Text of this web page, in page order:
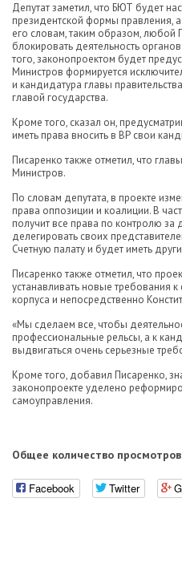
Депутат заметил, что БЮТ будет
президентской формы правления,
его словам, таким образом, любой
блокировать деятельность
того, законопроектом будет
Министров формируется
и кандидатура главы
главой государства.
Кроме того, сказал он,
иметь права вносить в ВР свои
Писаренко также отметил, что
Министров.
По словам депутата, в проекте
права оппозиции и коалиции. В
получит все права по контролю за
делегировать своих
Счетную палату и будет иметь
Писаренко также отметил, что
устанавливать новые требования
корпуса и непосредственно
«Мы сделаем все, чтобы
профессиональные рельсы, а к
выдвигаться очень серьезные
Кроме того, добавил Писаренко,
законопроекте уделено
самоуправления.
Общее количество
Facebook Twitter